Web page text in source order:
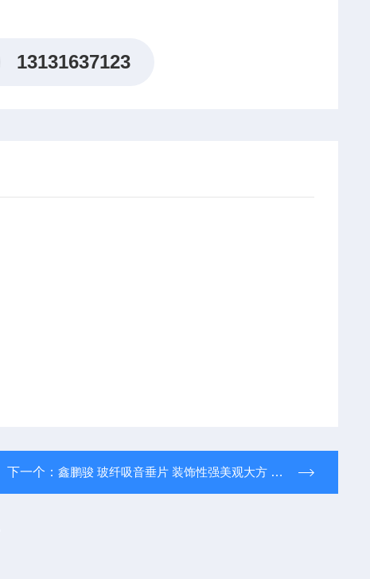
13131637123
下一个： 鑫鹏骏 玻纤吸音垂片 装饰性强美观大方 防水防潮 厂家定制